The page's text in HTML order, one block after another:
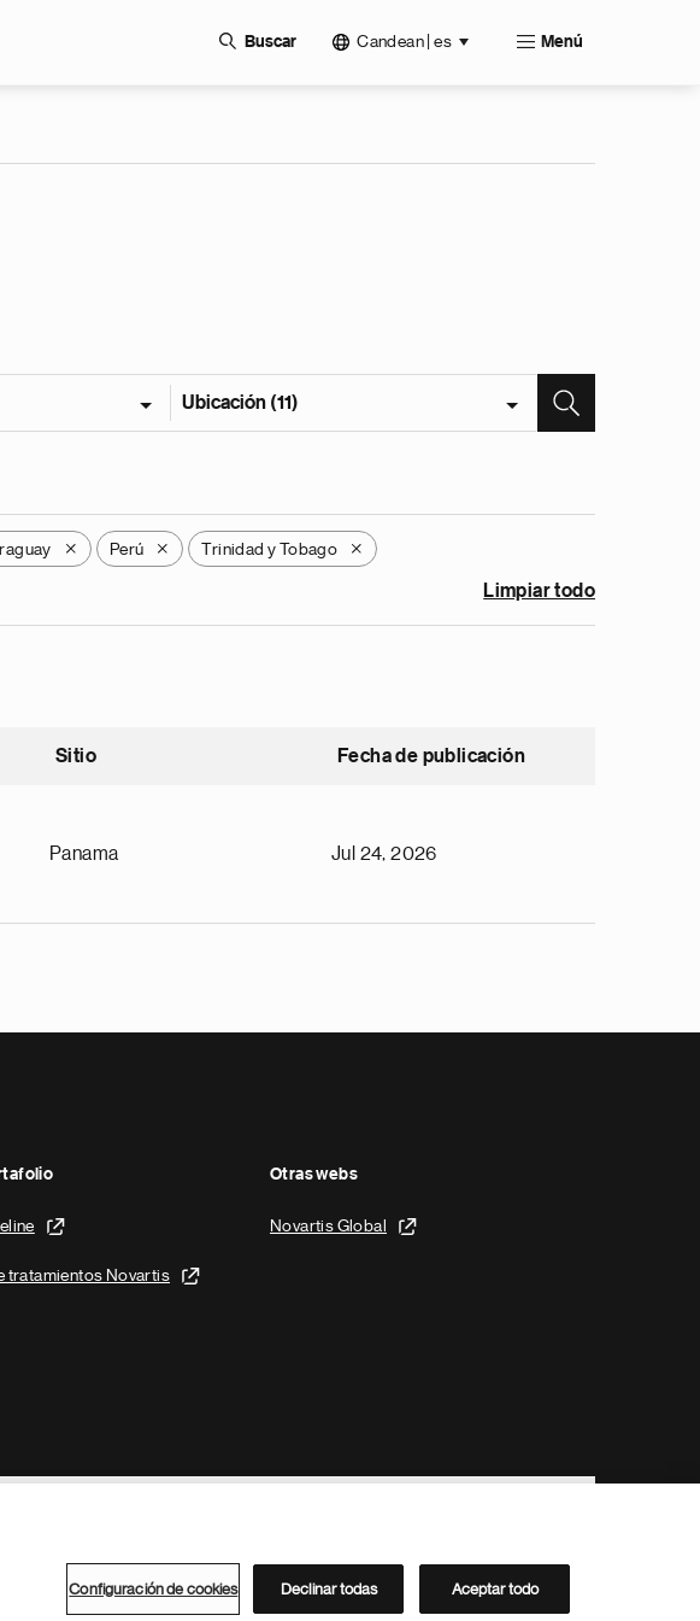
Buscar Candean | es Menú
Ubicación (11)
X Perú X Trinidad y Tobago X
Limpiar todo
Sitio Fecha de publicación
Panama Jul 24, 2026
tratamientos Novartis
Otras webs
Novartis Global
Directorio de Novartis
Configuración de cookies Declinar todas Aceptar todo